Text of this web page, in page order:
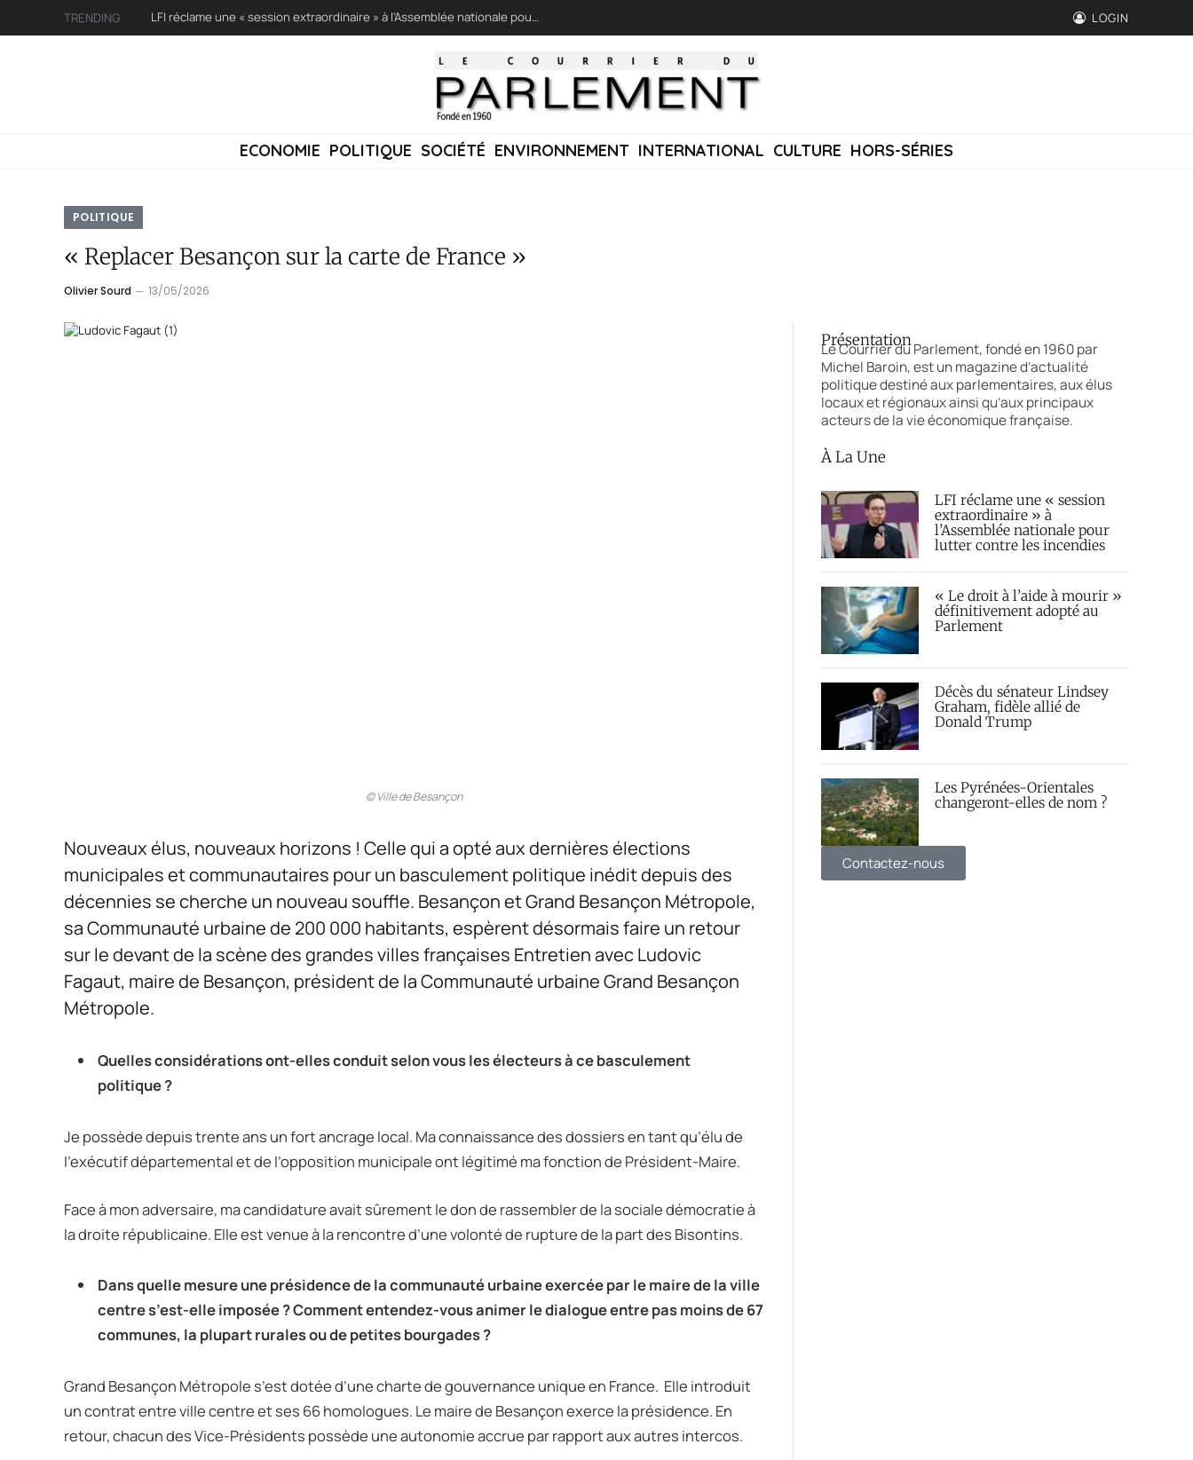
TRENDING LFI réclame une « session extraordinaire » à l’Assemblée nationale pour lutter contre les incendies LOGIN
ECONOMIE POLITIQUE SOCIÉTÉ ENVIRONNEMENT INTERNATIONAL CULTURE HORS-SÉRIES
POLITIQUE
« Replacer Besançon sur la carte de France »
Olivier Sourd 13/05/2026
© Ville de Besançon
Nouveaux élus, nouveaux horizons ! Celle qui a opté aux dernières élections
municipales et communautaires pour un basculement politique inédit depuis des
décennies se cherche un nouveau souffle. Besançon et Grand Besançon Métropole,
sa Communauté urbaine de 200 000 habitants, espèrent désormais faire un retour
sur le devant de la scène des grandes villes françaises Entretien avec Ludovic
Fagaut, maire de Besançon, président de la Communauté urbaine Grand Besançon
Métropole.
Quelles considérations ont-elles conduit selon vous les électeurs à ce basculement
politique ?
Je possède depuis trente ans un fort ancrage local. Ma connaissance des dossiers en tant qu’élu de
l’exécutif départemental et de l’opposition municipale ont légitimé ma fonction de Président-Maire.
Face à mon adversaire, ma candidature avait sûrement le don de rassembler de la sociale démocratie à
la droite républicaine. Elle est venue à la rencontre d’une volonté de rupture de la part des Bisontins.
Dans quelle mesure une présidence de la communauté urbaine exercée par le maire de la ville
centre s’est-elle imposée ? Comment entendez-vous animer le dialogue entre pas moins de 67
communes, la plupart rurales ou de petites bourgades ?
Grand Besançon Métropole s’est dotée d’une charte de gouvernance unique en France. Elle introduit
un contrat entre ville centre et ses 66 homologues. Le maire de Besançon exerce la présidence. En
retour, chacun des Vice-Présidents possède une autonomie accrue par rapport aux autres intercos.
Présentation
Le Courrier du Parlement, fondé en 1960 par
Michel Baroin, est un magazine d’actualité
politique destiné aux parlementaires, aux élus
locaux et régionaux ainsi qu’aux principaux
acteurs de la vie économique française.
À La Une
LFI réclame une « session
extraordinaire » à
l’Assemblée nationale pour
lutter contre les incendies
« Le droit à l’aide à mourir »
définitivement adopté au
Parlement
Décès du sénateur Lindsey
Graham, fidèle allié de
Donald Trump
Les Pyrénées-Orientales
changeront-elles de nom ?
Contactez-nous